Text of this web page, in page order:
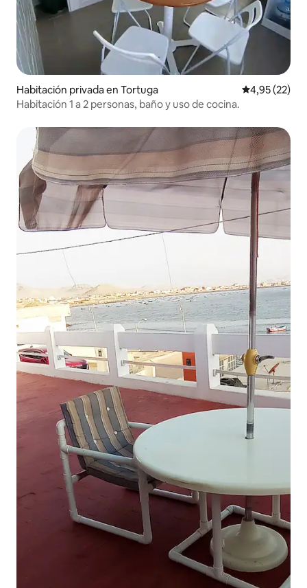
Habitación privada en Tortuga Calificación
4,95 (22)
Habitación 1 a 2 personas, baño y uso de cocina.